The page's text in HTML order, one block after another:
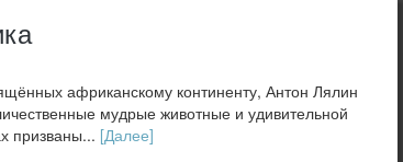
африканскому континенту, Антон Лялин
мудрые животные и удивительной
призваны... [Далее]